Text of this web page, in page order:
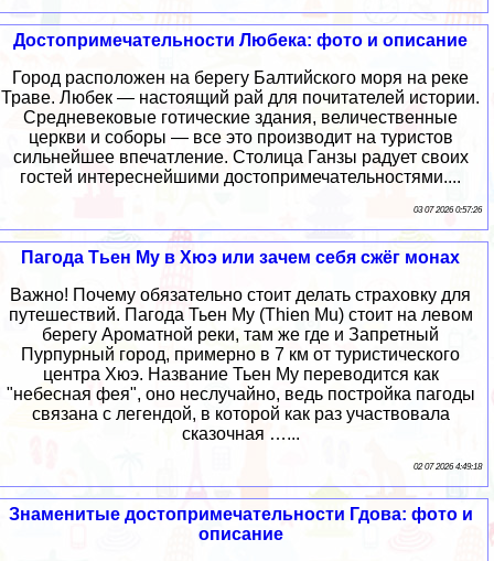
Достопримечательности Любека: фото и описание
Город расположен на берегу Балтийского моря на реке
Траве. Любек — настоящий рай для почитателей истории.
Средневековые готические здания, величественные
церкви и соборы — все это производит на туристов
сильнейшее впечатление. Столица Ганзы радует своих
гостей интереснейшими достопримечательностями....
03 07 2026 0:57:26
Пагода Тьен Му в Хюэ или зачем себя сжёг монах
Важно! Почему обязательно стоит делать страховку для
путешествий. Пагода Тьен Му (Thien Mu) стоит на левом
берегу Ароматной реки, там же где и Запретный
Пурпурный город, примерно в 7 км от туристического
центра Хюэ. Название Тьен Му переводится как
"небесная фея", оно неслучайно, ведь постройка пагоды
связана с легендой, в которой как раз участвовала
сказочная …...
02 07 2026 4:49:18
Знаменитые достопримечательности Гдова: фото и
описание